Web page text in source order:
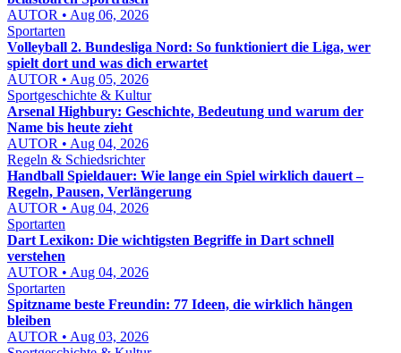
AUTOR • Aug 06, 2026
Sportarten
Volleyball 2. Bundesliga Nord: So funktioniert die Liga, wer
spielt dort und was dich erwartet
AUTOR • Aug 05, 2026
Sportgeschichte & Kultur
Arsenal Highbury: Geschichte, Bedeutung und warum der
Name bis heute zieht
AUTOR • Aug 04, 2026
Regeln & Schiedsrichter
Handball Spieldauer: Wie lange ein Spiel wirklich dauert –
Regeln, Pausen, Verlängerung
AUTOR • Aug 04, 2026
Sportarten
Dart Lexikon: Die wichtigsten Begriffe in Dart schnell
verstehen
AUTOR • Aug 04, 2026
Sportarten
Spitzname beste Freundin: 77 Ideen, die wirklich hängen
bleiben
AUTOR • Aug 03, 2026